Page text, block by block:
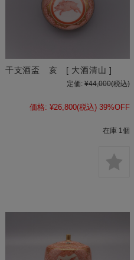
干支酒盃 亥 [ 大酒清山 ]
定価: ¥44,000(税込)
価格: ¥26,800(税込) 39%OFF
在庫 1個